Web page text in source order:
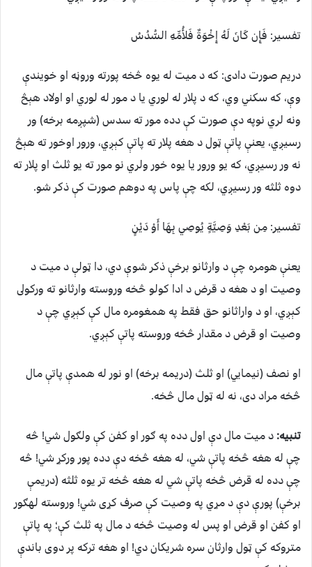
تفسیر: فَإِن كَانَ لَهُ إِخْوَةٌ فَلأُمِّهِ السُّدُسُ
دريم صورت دادى: که د ميت له يوه څخه پورته وروڼه او خويندې
وې، که سکني وي، که د پلار له لوري يا د مور له لوري او اولاد هېڅ
ونه لري نوپه دې صورت کې دده مور ته سدس (شپږمه برخه) ور
رسيږي، يعنې پاتې ټول د هغه پلار ته پاتې کېږي، ورور اوخور ته هېڅ
نه ور رسيږي، که يو ورور يا يوه خور ولري نو مور ته يو ثلث او پلار ته
دوه ثلثه ور رسيږي، لکه چې پاس په دوهم صورت کې ذکر شو.
تفسیر: مِن بَعْدِ وَصِيَّةٍ يُوصِي بِهَا أَوْ دَيْنٍ
يعنې هومره چې د وارثانو برخې ذکر شوې دي، دا ټولې د ميت د
وصيت او د هغه د قرض د ادا کولو څخه وروسته وارثانو ته ورکولى
کېږي، او د واراثانو حق فقط په همغومره مال کې کېږي چې د
وصيت او قرض د مقدار څخه وروسته پاتې کېږي.
او نصف (نيمايي) او ثلث (دريمه برخه) او نور له همدې پاتې مال
څخه مراد دى، نه له ټول مال څخه.
تنبيه:د ميت مال دې اول دده په ګور او کفن کې ولګول شي! څه
چې له هغه څخه پاتې شي، له هغه څخه دې دده پور ورکړ شي! څه
چې دده له قرض څخه پاتې شي له هغه څخه تر يوه ثلثه (دريمې
برخې) پورې دې د مړي په وصيت کې صرف کړى شي! وروسته لهګور
او کفن او قرض او پس له وصيت څخه د مال په ثلث کې؛ په پاتې
متروکه کې ټول وارثان سره شريکان دي! او هغه ترکه پر دوى باندې